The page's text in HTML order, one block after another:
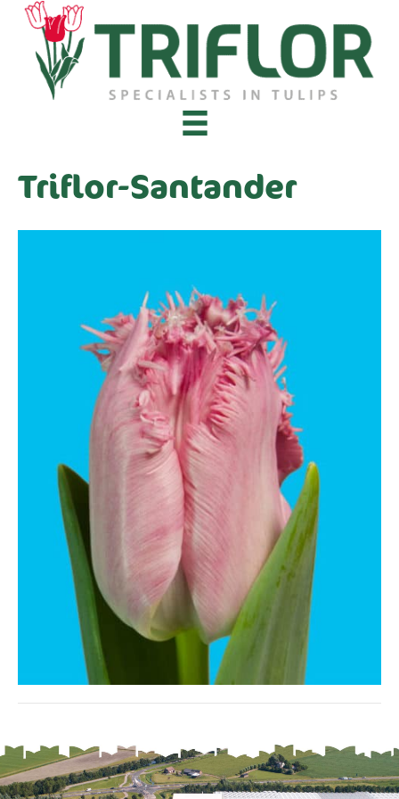
Triflor-Santander